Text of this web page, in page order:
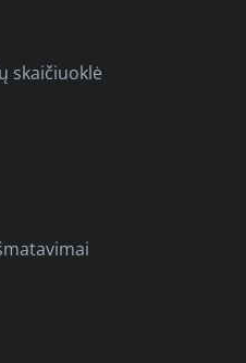
skaičiuoklė